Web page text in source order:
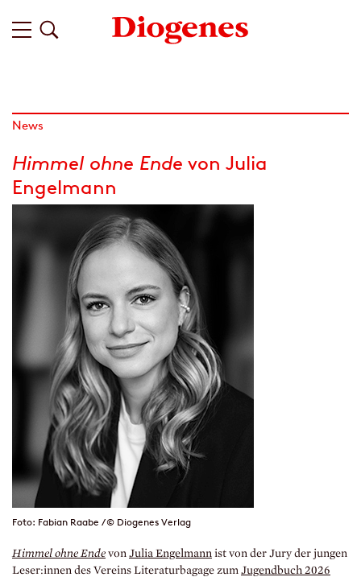
News
Himmel ohne Ende von Julia
Engelmann
Foto: Fabian Raabe / © Diogenes Verlag
Himmel ohne Ende von Julia Engelmann ist von der Jury der jungen
Leser:innen des Vereins Literaturbagage zum Jugendbuch 2026